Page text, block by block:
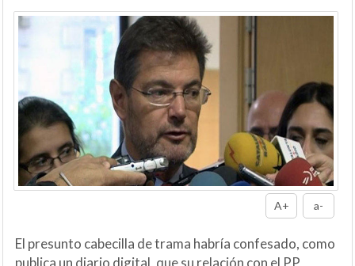
A+ a-
El presunto cabecilla de trama habría confesado, como
publica un diario digital, que su relación con el PP